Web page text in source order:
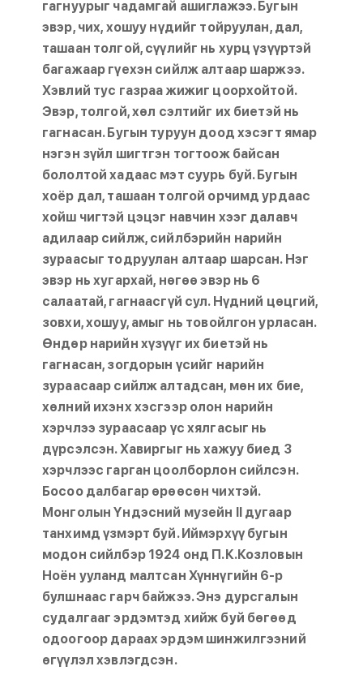
гагнуурыг чадамгай ашиглажээ. Бугын
эвэр, чих, хошуу нүдийг тойруулан, дал,
ташаан толгой, сүүлийг нь хурц үзүүртэй
багажаар гүехэн сийлж алтаар шаржээ.
Хэвлий тус газраа жижиг цоорхойтой.
Эвэр, толгой, хөл сэлтийг их биетэй нь
гагнасан. Бугын туруун доод хэсэгт ямар
нэгэн зүйл шигтгэн тогтоож байсан
бололтой хадаас мэт суурь буй. Бугын
хоёр дал, ташаан толгой орчимд урдаас
хойш чигтэй цэцэг навчин хээг далавч
адилаар сийлж, сийлбэрийн нарийн
зураасыг тодруулан алтаар шарсан. Нэг
эвэр нь хугархай, нөгөө эвэр нь 6
салаатай, гагнаасгүй сул. Нүдний цөцгий,
зовхи, хошуу, амыг нь товойлгон урласан.
Өндөр нарийн хүзүүг их биетэй нь
гагнасан, зогдорын үсийг нарийн
зураасаар сийлж алтадсан, мөн их бие,
хөлний ихэнх хэсгээр олон нарийн
хэрчлээ зураасаар үс хялгасыг нь
дүрсэлсэн. Хавиргыг нь хажуу биед 3
хэрчлээс гарган цоолборлон сийлсэн.
Босоо далбагар өрөөсөн чихтэй.
Монголын Үндэсний музейн II дугаар
танхимд үзмэрт буй. Иймэрхүү бугын
модон сийлбэр 1924 онд П.К.Козловын
Ноён ууланд малтсан Хүннүгийн 6-р
булшнаас гарч байжээ. Энэ дурсгалын
судалгааг эрдэмтэд хийж буй бөгөөд
одоогоор дараах эрдэм шинжилгээний
өгүүлэл хэвлэгдсэн.